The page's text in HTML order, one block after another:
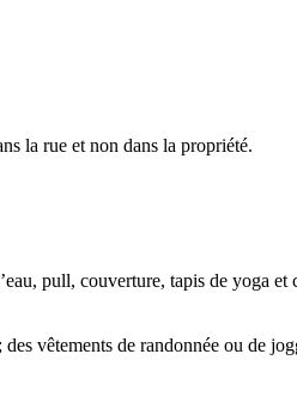
la rue et non dans la propriété.
pull, couverture, tapis de yoga et
vêtements de randonnée ou de